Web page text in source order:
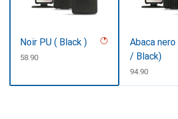
Noir PU ( Black )
CHF
58.90
Abaca
/ Black)
CHF
94.90